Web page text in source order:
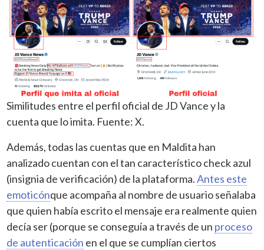
Similitudes entre el perfil oficial de JD Vance y la
cuenta que lo imita. Fuente: X.
Además, todas las cuentas que en Maldita han
analizado cuentan con el tan característico check azul
(insignia de verificación) de la plataforma.Antes este
emoticónque acompaña al nombre de usuario señalaba
que quien había escrito el mensaje era realmente quien
decía ser (porque se conseguía a través de un proceso
de autenticación en el que se cumplían ciertos